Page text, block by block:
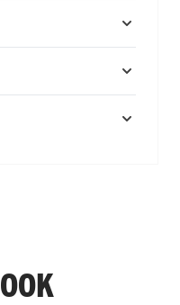
van de carrousel is
te gaan